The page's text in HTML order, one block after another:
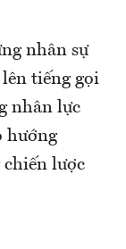
nhân sự
tiếng gọi
nhân lực
hướng
chiến lược